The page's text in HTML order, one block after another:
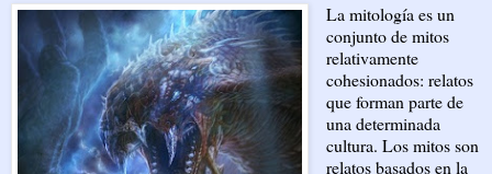
La mitología es un
conjunto de mitos
relativamente
cohesionados: relatos
que forman parte de
una determinada
cultura. Los mitos son
relatos basados en la